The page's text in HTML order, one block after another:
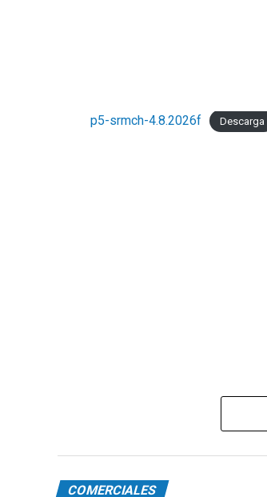
p5-srmch-4.8.2026f Descarga
COMERCIALES